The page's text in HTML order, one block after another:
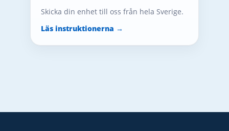
Skicka din enhet till oss från hela Sverige.
Läs instruktionerna →